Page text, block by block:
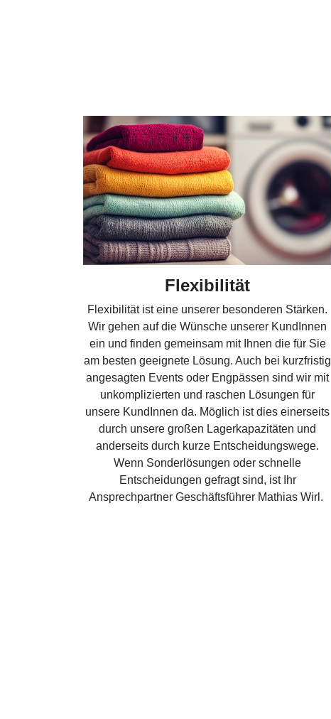
Flexibilität
Flexibilität ist eine unserer besonderen Stärken.
Wir gehen auf die Wünsche unserer KundInnen
ein und finden gemeinsam mit Ihnen die für Sie
am besten geeignete Lösung. Auch bei kurzfristig
angesagten Events oder Engpässen sind wir mit
unkomplizierten und raschen Lösungen für
unsere KundInnen da. Möglich ist dies einerseits
durch unsere großen Lagerkapazitäten und
anderseits durch kurze Entscheidungswege.
Wenn Sonderlösungen oder schnelle
Entscheidungen gefragt sind, ist Ihr
Ansprechpartner Geschäftsführer Mathias Wirl.